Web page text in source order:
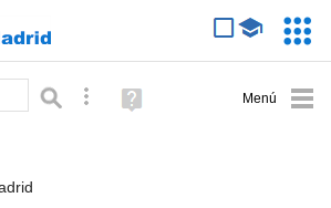
Búsqueda avanzada
Ayuda
(en